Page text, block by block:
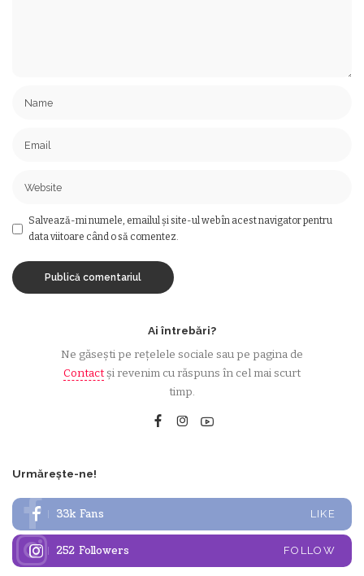
Salvează-mi numele, emailul și site-ul web în acest navigator pentru
data viitoare când o să comentez.
Ai întrebări?
Ne găsești pe rețelele sociale sau pe pagina de
Contactși revenim cu răspuns în cel mai scurt
timp.
Urmărește-ne!
33k Fans LIKE
252 Followers FOLLOW